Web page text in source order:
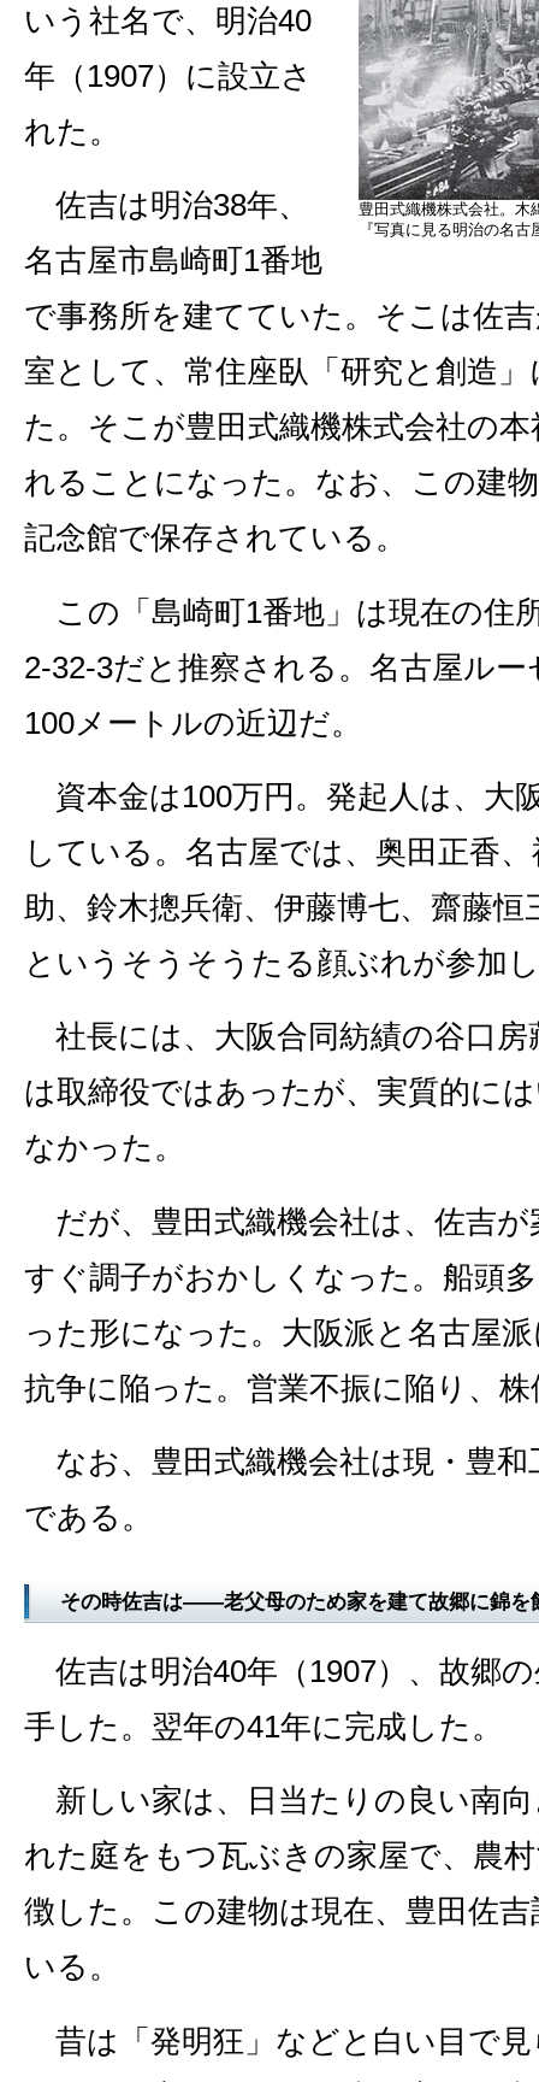
豊田式織機株式会社。木
『写真に見る明治の名
いう社名で、明治40
年（1907）に設立さ
れた。
佐吉は明治38年、
名古屋市島崎町1番地
で事務所を建てていた。そこは佐
室として、常住座臥「研究と創造
た。そこが豊田式織機株式会社の
れることになった。なお、この建
記念館で保存されている。
この「島崎町1番地」は現在の住
2‐32‐3だと推察される。名古屋ル
100メートルの近辺だ。
資本金は100万円。発起人は、大
している。名古屋では、奥田正香
助、鈴木摠兵衛、伊藤博七、齋藤恒
というそうそうたる顔ぶれが参加
社長には、大阪合同紡績の谷口房
は取締役ではあったが、実質的に
なかった。
だが、豊田式織機会社は、佐吉が
すぐ調子がおかしくなった。船頭
った形になった。大阪派と名古屋
抗争に陥った。営業不振に陥り、
なお、豊田式織機会社は現・豊和
である。
その時佐吉は――老父母のため家を建て故郷に錦を
佐吉は明治40年（1907）、故郷
手した。翌年の41年に完成した。
新しい家は、日当たりの良い南
れた庭をもつ瓦ぶきの家屋で、農
徴した。この建物は現在、豊田佐
いる。
昔は「発明狂」などと白い目で